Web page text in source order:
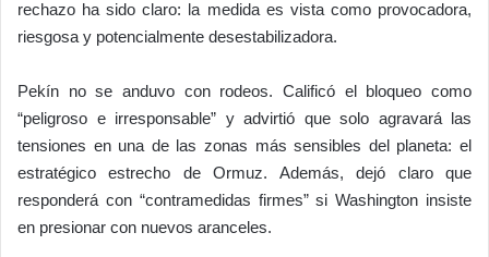
rechazo ha sido claro: la medida es vista como provocadora,
riesgosa y potencialmente desestabilizadora.
Pekín no se anduvo con rodeos. Calificó el bloqueo como
“peligroso e irresponsable” y advirtió que solo agravará las
tensiones en una de las zonas más sensibles del planeta: el
estratégico estrecho de Ormuz. Además, dejó claro que
responderá con “contramedidas firmes” si Washington insiste
en presionar con nuevos aranceles.